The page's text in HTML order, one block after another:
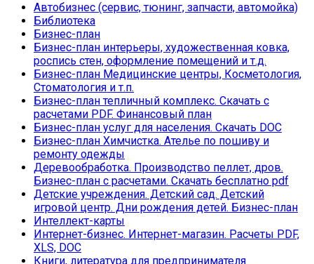
Автобизнес (сервис, тюнинг, запчасти, автомойка)
Библиотека
Бизнес-план
Бизнес-план интерьеры, художественная ковка,
роспись стен, оформление помещений и т.д.
Бизнес-план Медицинские центры, Косметология,
Стоматология и т.п.
Бизнес-план тепличный комплекс. Скачать с
расчетами PDF. Финансовый план
Бизнес-план услуг для населения. Скачать DOC
Бизнес-план Химчистка. Ателье по пошиву и
ремонту одежды
Деревообработка. Производство пеллет, дров.
Бизнес-план с расчетами. Скачать бесплатно pdf
Детские учреждения. Детский сад. Детский
игровой центр. Дни рождения детей. Бизнес-план
Интеллект-карты
Интернет-бизнес. Интернет-магазин. Расчеты PDF,
XLS, DOC
Книги, литература для предпринимателя